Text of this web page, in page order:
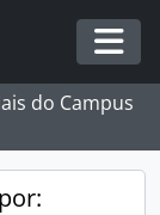
do Campus